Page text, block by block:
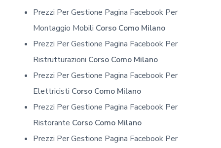
Prezzi Per Gestione Pagina Facebook Per
Montaggio Mobili Corso Como Milano
Prezzi Per Gestione Pagina Facebook Per
Ristrutturazioni Corso Como Milano
Prezzi Per Gestione Pagina Facebook Per
Elettricisti Corso Como Milano
Prezzi Per Gestione Pagina Facebook Per
Ristorante Corso Como Milano
Prezzi Per Gestione Pagina Facebook Per